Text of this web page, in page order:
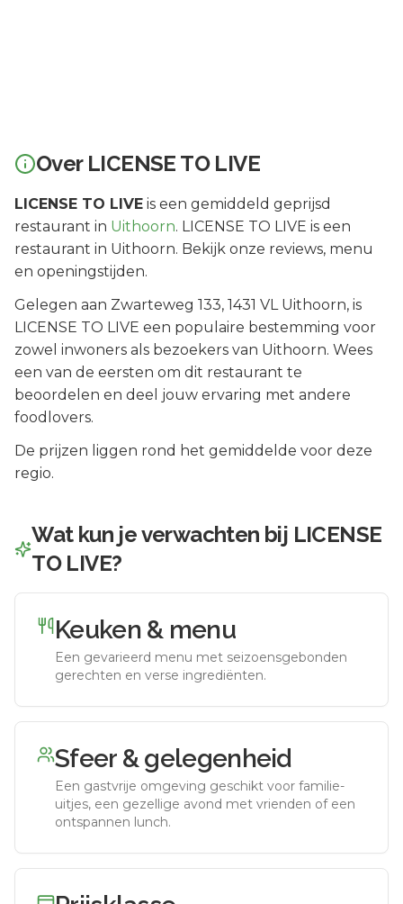
Over LICENSE TO LIVE
LICENSE TO LIVE is een gemiddeld geprijsd
restaurant in Uithoorn. LICENSE TO LIVE is een
restaurant in Uithoorn. Bekijk onze reviews, menu
en openingstijden.
Gelegen aan Zwarteweg 133, 1431 VL Uithoorn, is
LICENSE TO LIVE een populaire bestemming voor
zowel inwoners als bezoekers van Uithoorn. Wees
een van de eersten om dit restaurant te
beoordelen en deel jouw ervaring met andere
foodlovers.
De prijzen liggen rond het gemiddelde voor deze
regio.
Wat kun je verwachten bij LICENSE
TO LIVE?
Keuken & menu
Een gevarieerd menu met seizoensgebonden
gerechten en verse ingrediënten.
Sfeer & gelegenheid
Een gastvrije omgeving geschikt voor familie-
uitjes, een gezellige avond met vrienden of een
ontspannen lunch.